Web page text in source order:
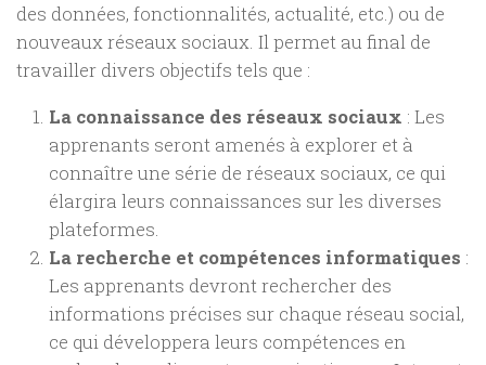
des données, fonctionnalités, actualité, etc.) ou de
nouveaux réseaux sociaux. Il permet au final de
travailler divers objectifs tels que :
La connaissance des réseaux sociaux : Les
apprenants seront amenés à explorer et à
connaître une série de réseaux sociaux, ce qui
élargira leurs connaissances sur les diverses
plateformes.
La recherche et compétences informatiques :
Les apprenants devront rechercher des
informations précises sur chaque réseau social,
ce qui développera leurs compétences en